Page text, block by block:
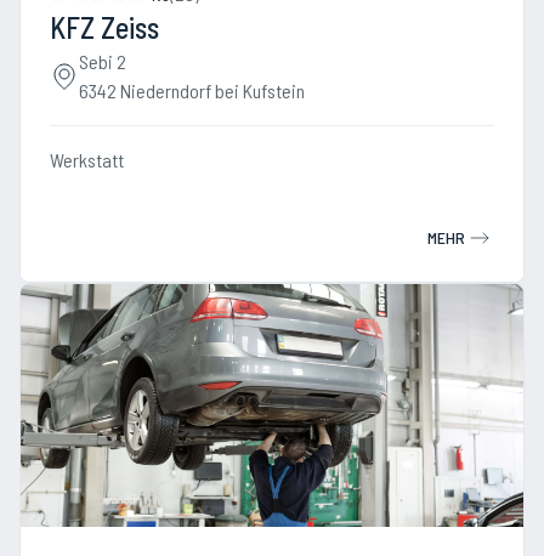
KFZ Zeiss
Sebi 2
6342 Niederndorf bei Kufstein
Werkstatt
MEHR